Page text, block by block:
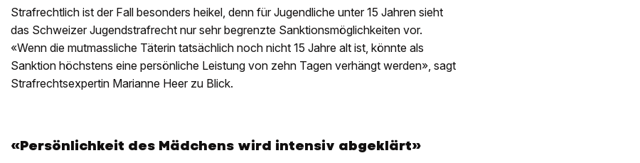
Strafrechtlich ist der Fall besonders heikel, denn für Jugendliche unter 15 Jahren sieht
das Schweizer Jugendstrafrecht nur sehr begrenzte Sanktionsmöglichkeiten vor.
«Wenn die mutmassliche Täterin tatsächlich noch nicht 15 Jahre alt ist, könnte als
Sanktion höchstens eine persönliche Leistung von zehn Tagen verhängt werden», sagt
Strafrechtsexpertin Marianne Heer zu Blick.
«Persönlichkeit des Mädchens wird intensiv abgeklärt»